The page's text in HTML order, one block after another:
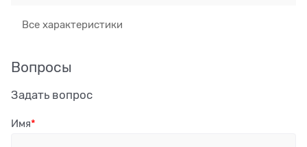
Все характеристики
Вопросы
Задать вопрос
Имя